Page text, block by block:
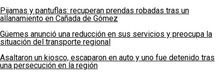
Pijamas y pantuflas: recuperan prendas robadas tras un
allanamiento en Cañada de Gómez
Güemes anunció una reducción en sus servicios y preocupa la
situación del transporte regional
Asaltaron un kiosco, escaparon en auto y uno fue detenido tras
una persecución en la región